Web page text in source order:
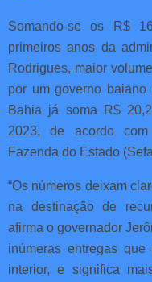
Somando-se os R$
primeiros anos da
Rodrigues, maior
por um governo
Bahia já soma R$
2023, de acordo
Fazenda do Estado
“Os números deixam
na destinação de
afirma o governador
inúmeras entregas
interior, e significa